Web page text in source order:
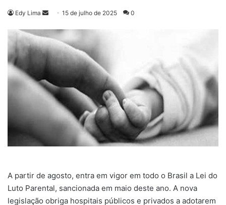
Edy Lima
Mande
e-
mail
15 de julho de 2025 0
A partir de agosto, entra em vigor em todo o Brasil a Lei do
Luto Parental, sancionada em maio deste ano. A nova
legislação obriga hospitais públicos e privados a adotarem